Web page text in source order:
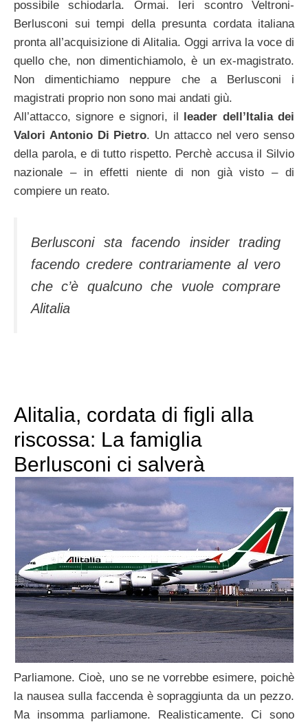
possibile schiodarla. Ormai. Ieri scontro Veltroni-
Berlusconi sui tempi della presunta cordata italiana
pronta all’acquisizione di Alitalia. Oggi arriva la voce di
quello che, non dimentichiamolo, è un ex-magistrato.
Non dimentichiamo neppure che a Berlusconi i
magistrati proprio non sono mai andati giù.
All’attacco, signore e signori, il leader dell’Italia dei
Valori Antonio Di Pietro. Un attacco nel vero senso
della parola, e di tutto rispetto. Perchè accusa il Silvio
nazionale – in effetti niente di non già visto – di
compiere un reato.
Berlusconi sta facendo insider trading
facendo credere contrariamente al vero
che c’è qualcuno che vuole comprare
Alitalia
Alitalia, cordata di figli alla
riscossa: La famiglia
Berlusconi ci salverà
Parliamone. Cioè, uno se ne vorrebbe esimere, poichè
la nausea sulla faccenda è sopraggiunta da un pezzo.
Ma insomma parliamone. Realisticamente. Ci sono